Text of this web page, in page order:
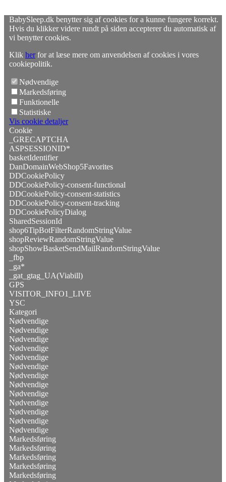
BabySleep.dk benytter sig af cookies for a kunne fungere korrekt.
Hvis du klikker videre rundt på siden accepterer du automatisk af
vi benytter cookies.
Klik her for at læse mere om anvendelsen af cookies i vores
cookiepolitik.
Nødvendige
Markedsføring
Funktionelle
Statistiske
Vis cookie detaljer
Cookie
_GRECAPTCHA
ASPSESSIONID*
basketIdentifier
DanDomainWebShop5Favorites
DDCookiePolicy
DDCookiePolicy-consent-functional
DDCookiePolicy-consent-statistics
DDCookiePolicy-consent-tracking
DDCookiePolicyDialog
SharedSessionId
shop6TipBotFilterRandomStringValue
shopReviewRandomStringValue
shopShowBasketSendMailRandomStringValue
_fbp
_ga*
_gat_gtag_UA(Viabill)
GPS
VISITOR_INFO1_LIVE
YSC
Kategori
Nødvendige
Nødvendige
Nødvendige
Nødvendige
Nødvendige
Nødvendige
Nødvendige
Nødvendige
Nødvendige
Nødvendige
Nødvendige
Nødvendige
Nødvendige
Markedsføring
Markedsføring
Markedsføring
Markedsføring
Markedsføring